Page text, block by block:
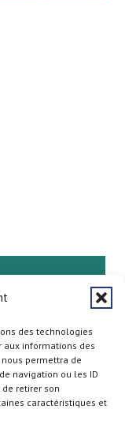
des technologies
informations des
permettra de
navigation ou les ID
retirer son
caractéristiques et